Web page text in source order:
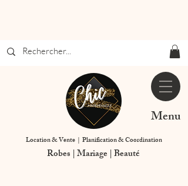
Menu
Location & Vente | Planification & Coordination
Robes | Mariage | Beauté